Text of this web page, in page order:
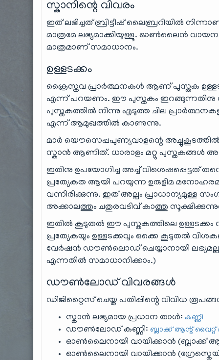
സ്കാനിന്റെ വിവരം
ഇത് ലഭിച്ചത് ബ്രിട്ടീഷ് ലൈബ്രറിയിൽ
മാത്രമേ ലഭ്യമാക്കിയുള്ളൂ. ഓൺലൈൻ
മാത്രമാണ് സമാധാനം.
ഉള്ളടക്കം
ക്രൈസ്തവ പ്രാർത്ഥനകൾ ആണ് പുസ്തക
എന്ന് പറയണം. ഈ പുസ്തകം ഇറങ്ങുന്നതിനു
പുസ്തകത്തിൽ നിന്നു എടുത്ത ചില
എന്ന് ആമുഖത്തിൽ കാണുന്നു.
മാർ യൌസെപ്പപുണ്യവാളന്റെ
സ്കാൻ ആണിത്. ധാരാളം മറ്റു പുസ്തകങ്ങൾ
ഇതിനു ഉപയോഗിച്ച അച്ച് വിശെഷപ്പെട്ടത്
പ്രത്യേകത ആയി പറയുന്ന ഉരുളിമ
വന്നിരിക്കുന്നു. ഇത് അല്പം പ്രാധാന്യമുള്ള
അക്കാലത്തും ചതുരവടിവ് കാത്തു
ഇതിൽ കൂടുതൽ ഈ പുസ്തകത്തിലെ ഉള്ളടക്കം
പ്രത്യേകയും ഉള്ളടക്കവും ഒക്കെ കൂടുതൽ
വേർഷൻ ഡൗൺലൊഡ് ചെയ്യാനായി ലഭ്യമല്ല
എന്നതിൽ സമാധാനിക്കാം.)
ഡൗൺലോഡ് വിവരങ്ങൾ
ഡിജിറ്റൈസ് ചെയ്ത പതിപ്പിന്റെ വിവിധ
സ്കാൻ ലഭ്യമായ പ്രധാന താൾ: കണ്ണി
ഡൗൺലോഡ് കണ്ണി: ബ്ലാക്ക് ആന്റ് വൈറ്റ്
ഓൺലൈനായി വായിക്കാൻ (ബ്ലാക്ക്
ഓൺലൈനായി വായിക്കാൻ